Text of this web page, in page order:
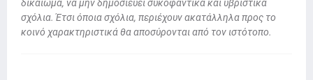
δικαίωμα, να μην δημοσιεύει συκοφαντικά και υβριστικά
σχόλια. Έτσι όποια σχόλια, περιέχουν ακατάλληλα προς το
κοινό χαρακτηριστικά θα αποσύρονται από τον ιστότοπο.